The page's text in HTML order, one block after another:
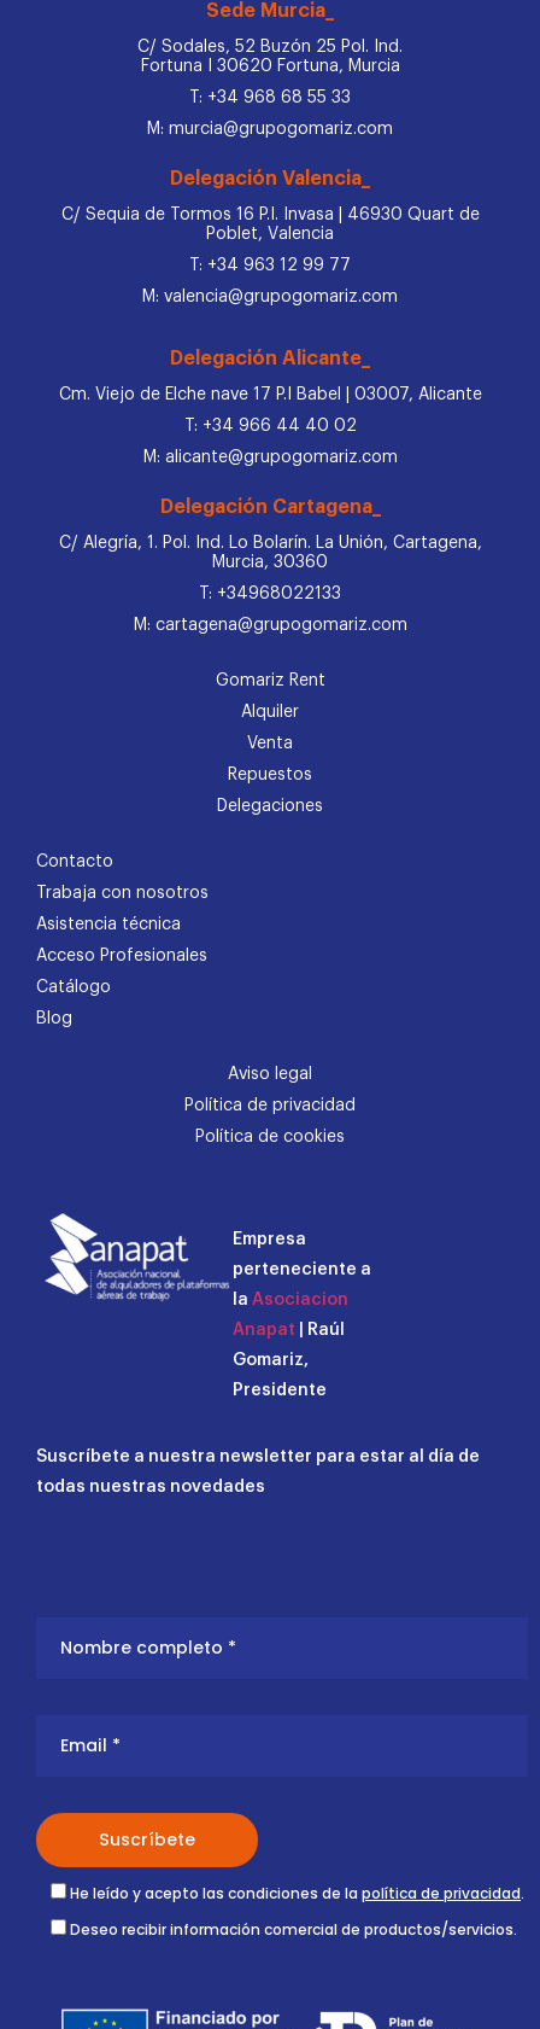
Sede Murcia_
C/ Sodales, 52 Buzón 25 Pol. Ind.
Fortuna I 30620 Fortuna, Murcia
T: +34 968 68 55 33
M: murcia@grupogomariz.com
Delegación Valencia_
C/ Sequia de Tormos 16 P.I. Invasa | 46930 Quart de
Poblet, Valencia
T: +34 963 12 99 77
M: valencia@grupogomariz.com
Delegación Alicante_
Cm. Viejo de Elche nave 17 P.I Babel | 03007, Alicante
T: +34 966 44 40 02
M: alicante@grupogomariz.com
Delegación Cartagena_
C/ Alegría, 1. Pol. Ind. Lo Bolarín. La Unión, Cartagena,
Murcia, 30360
T: +34968022133
M: cartagena@grupogomariz.com
Gomariz Rent
Alquiler
Venta
Repuestos
Delegaciones
Contacto
Trabaja con nosotros
Asistencia técnica
Acceso Profesionales
Catálogo
Blog
Aviso legal
Política de privacidad
Política de cookies
Empresa
perteneciente a
la Asociacion
Anapat | Raúl
Gomariz,
Presidente
Suscríbete a nuestra newsletter para estar al día de
todas nuestras novedades
He leído y acepto las condiciones de la política de privacidad.
Deseo recibir información comercial de productos/servicios.